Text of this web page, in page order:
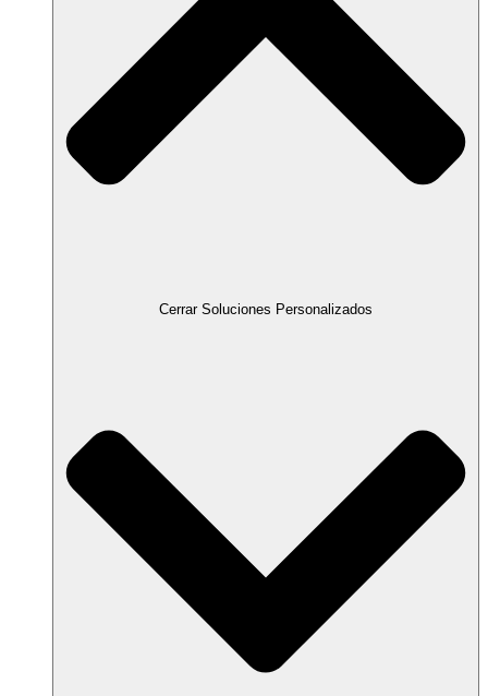
Cerrar Soluciones Personalizados